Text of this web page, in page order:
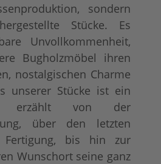
sondern
Stücke. Es
Unvollkommenheit,
Bugholzmöbel ihren
nostalgischen Charme
unserer Stücke ist ein
erzählt von der
über den letzten
bis hin zur
Wunschort seine ganz